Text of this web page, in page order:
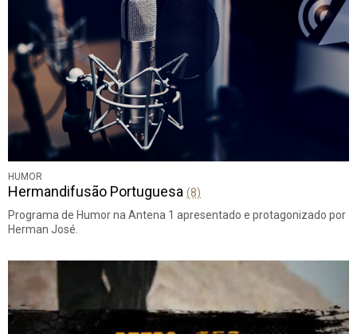
HUMOR
Hermandifusão Portuguesa (8)
Programa de Humor na Antena 1 apresentado e protagonizado por
Herman José.